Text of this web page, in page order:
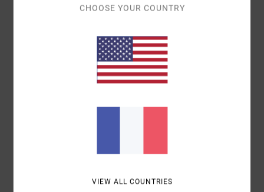
1 AVIS VÉRIFIÉSDEPUIS MAI 2026
100% DE NOS CLIENTS RECOMMANDENT CE PRODUIT
RAPPORT QUALITÉ / PRIX
CHOOSE YOUR COUNTRY
VIEW ALL COUNTRIES